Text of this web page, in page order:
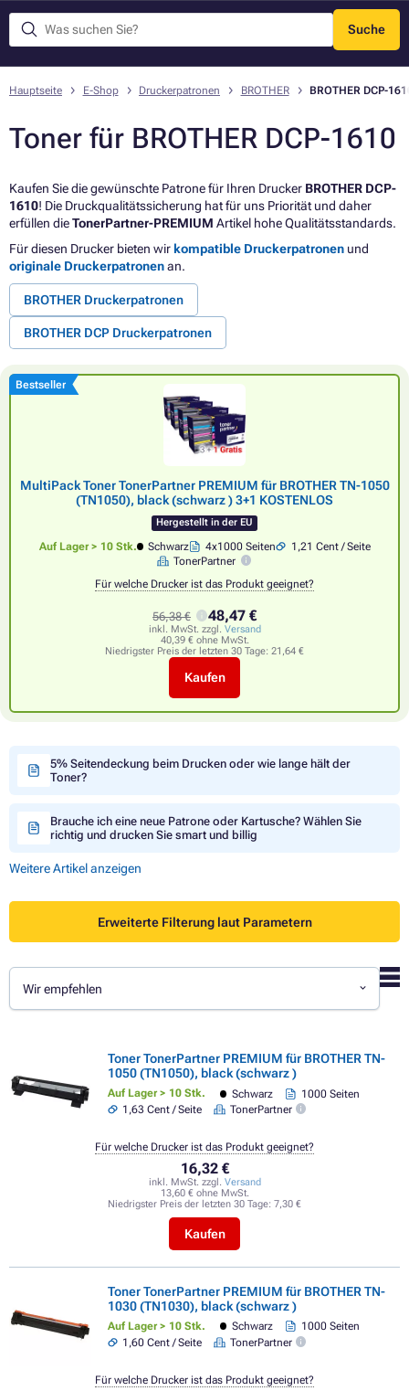
Suche
Menü
Hauptseite E-Shop Druckerpatronen BROTHER BROTHER DCP-
Toner für BROTHER DCP-1610
Kaufen Sie die gewünschte Patrone für Ihren Drucker BROTHER DCP-
1610! Die Druckqualitätssicherung hat für uns Priorität und daher
erfüllen dieTonerPartner-PREMIUM Artikel hohe Qualitätsstandards.
Für diesen Drucker bieten wir kompatible Druckerpatronen und
originale Druckerpatronenan.
BROTHER Druckerpatronen
BROTHER DCP Druckerpatronen
Bestseller
MultiPack Toner TonerPartner PREMIUM für BROTHER TN-1050
(TN1050), black (schwarz ) 3+1 KOSTENLOS
Hergestellt in der EU
Auf Lager > 10 Stk. Schwarz 4x1000 Seiten
1,21 Cent / Seite
TonerPartner
Für welche Drucker ist das Produkt geeignet?
56,38 € 48,47 €
inkl. MwSt. zzgl. Versand
40,39 € ohne MwSt.
Niedrigster Preis der letzten 30 Tage: 21,64 €
Kaufen
5% Seitendeckung beim Drucken oder wie lange hält der
Toner?
Brauche ich eine neue Patrone oder Kartusche? Wählen Sie
richtig und drucken Sie smart und billig
Weitere Artikel anzeigen
Erweiterte Filterung laut Parametern
Wir empfehlen
Toner TonerPartner PREMIUM für BROTHER TN-
1050 (TN1050), black (schwarz )
Auf Lager > 10 Stk. Schwarz
1000 Seiten
1,63 Cent / Seite
TonerPartner
16,32 €
inkl. MwSt. zzgl. Versand
13,60 € ohne MwSt.
Niedrigster Preis der letzten 30 Tage: 7,30 €
Kaufen
Für welche Drucker ist das Produkt geeignet?
Toner TonerPartner PREMIUM für BROTHER TN-
1030 (TN1030), black (schwarz )
Auf Lager > 10 Stk. Schwarz
1000 Seiten
1,60 Cent / Seite
TonerPartner
Für welche Drucker ist das Produkt geeignet?